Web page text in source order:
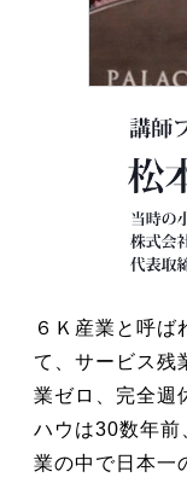
６Ｋ産業と呼ば
て、サービス残
業ゼロ、完全週
ハウは30数年前
業の中で日本一